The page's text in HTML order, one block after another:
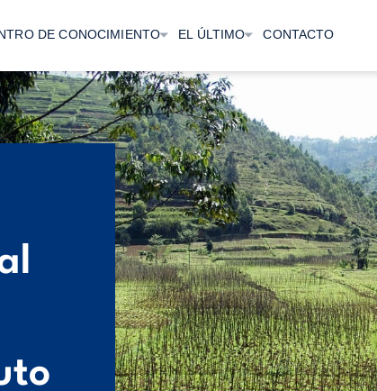
DE CONOCIMIENTO EL ÚLTIMO CONTACTO